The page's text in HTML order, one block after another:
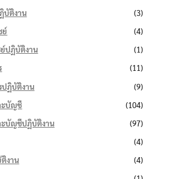
บัติงาน
(3)
ย์
(4)
ปฏิบัติงาน
(1)
(11)
ปฏิบัติงาน
(9)
ะบัญชี
(104)
ะบัญชีปฏิบัติงาน
(97)
(4)
งาน
(4)